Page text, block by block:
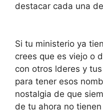
destacar cada una
Si tu ministerio ya
crees que es viejo o
con otros lderes y
para tener esos
nostalgia de que
de tu ahora no